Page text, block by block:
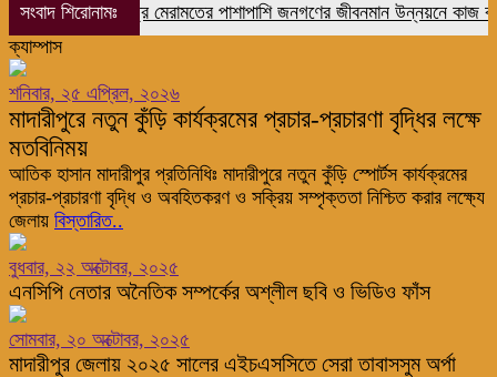
সংবাদ শিরোনামঃরাষ্ট্র মেরামতের পাশাপাশি জনগণের জীবনমান উন্নয়নে কাজ করে
ক্যাম্পাস
শনিবার, ২৫ এপ্রিল, ২০২৬
মাদারীপুরে নতুন কুঁড়ি কার্যক্রমের প্রচার-প্রচারণা বৃদ্ধির লক্ষে
মতবিনিময়
আতিক হাসান মাদারীপুর প্রতিনিধিঃ মাদারীপুরে নতুন কুঁড়ি স্পোর্টস কার্যক্রমের
প্রচার-প্রচারণা বৃদ্ধি ও অবহিতকরণ ও সক্রিয় সম্পৃক্ততা নিশ্চিত করার লক্ষ্যে
জেলায় বিস্তারিত..
বুধবার, ২২ অক্টোবর, ২০২৫
এনসিপি নেতার অনৈতিক সম্পর্কের অশ্লীল ছবি ও ভিডিও ফাঁস
সোমবার, ২০ অক্টোবর, ২০২৫
মাদারীপুর জেলায় ২০২৫ সালের এইচএসসিতে সেরা তাবাসসুম অর্পা